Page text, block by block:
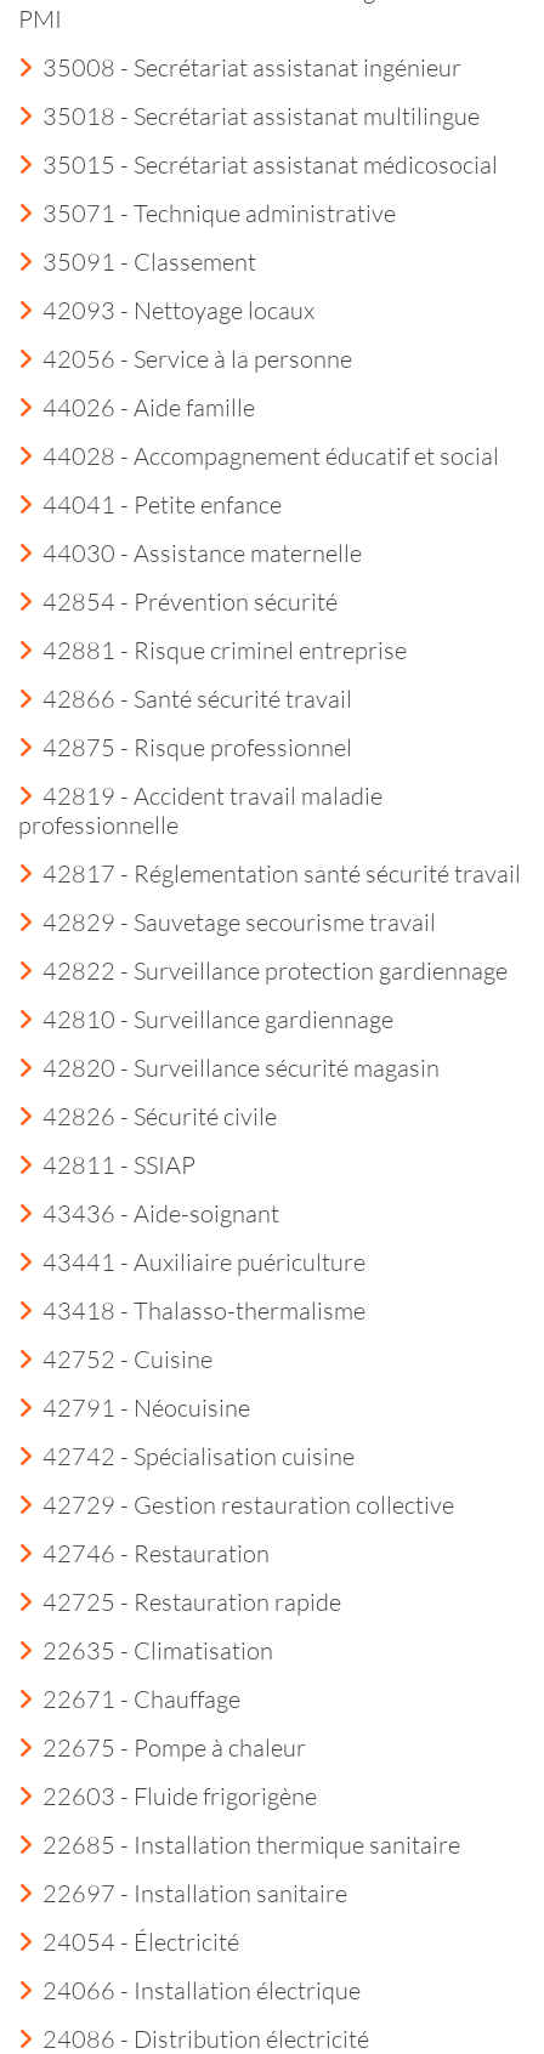
PMI
35008 - Secrétariat assistanat ingénieur
35018 - Secrétariat assistanat multilingue
35015 - Secrétariat assistanat médicosocial
35071 - Technique administrative
35091 - Classement
42093 - Nettoyage locaux
42056 - Service à la personne
44026 - Aide famille
44028 - Accompagnement éducatif et social
44041 - Petite enfance
44030 - Assistance maternelle
42854 - Prévention sécurité
42881 - Risque criminel entreprise
42866 - Santé sécurité travail
42875 - Risque professionnel
42819 - Accident travail maladie
professionnelle
42817 - Réglementation santé sécurité travail
42829 - Sauvetage secourisme travail
42822 - Surveillance protection gardiennage
42810 - Surveillance gardiennage
42820 - Surveillance sécurité magasin
42826 - Sécurité civile
42811 - SSIAP
43436 - Aide-soignant
43441 - Auxiliaire puériculture
43418 - Thalasso-thermalisme
42752 - Cuisine
42791 - Néocuisine
42742 - Spécialisation cuisine
42729 - Gestion restauration collective
42746 - Restauration
42725 - Restauration rapide
22635 - Climatisation
22671 - Chauffage
22675 - Pompe à chaleur
22603 - Fluide frigorigène
22685 - Installation thermique sanitaire
22697 - Installation sanitaire
24054 - Électricité
24066 - Installation électrique
24086 - Distribution électricité